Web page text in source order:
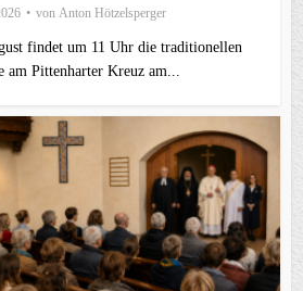
von Anton Hötzelsperger
findet um 11 Uhr die traditionellen
am Pittenharter Kreuz am...